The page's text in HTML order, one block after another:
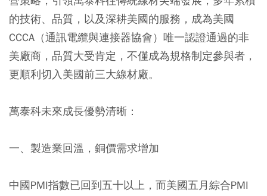
的技術、品質，以及深耕美國的服務，成為美國
CCCA（通訊電纜與連接器協會）唯一認證通過的非
美廠商，品質大受肯定，不僅成為規格制定參與者，
更順利切入美國前三大線材廠。
萬泰科未來成長優勢清晰：
一、製造業回溫，銅價需求增加
中國PMI指數已回到五十以上，而美國五月綜合PMI